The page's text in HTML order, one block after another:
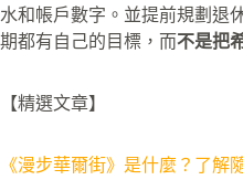
水和帳戶數字。並提前規劃退
期都有自己的目標，而不是把
【精選文章】
《漫步華爾街》是什麼？了解